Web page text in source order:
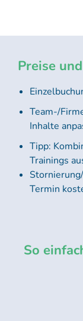
Preise
Team-/
Inhalte
Tipp:
Trainings
Termin
So